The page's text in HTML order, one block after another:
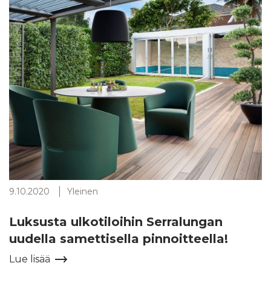
9.10.2020 Yleinen
Luksusta ulkotiloihin Serralungan
uudella samettisella pinnoitteella!
Lue lisää